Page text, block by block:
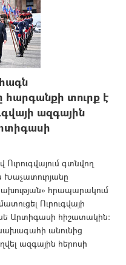
հարգանքի տուրք է
ազգային
գտնվող
հրապարակում
Ուրուգվայի
Արտիգասի հիշատակին:
անունից
ազգային հերոսի